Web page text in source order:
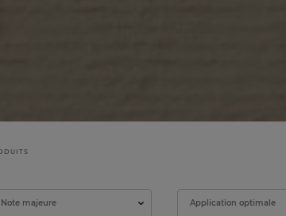
Note majeure Application optimale